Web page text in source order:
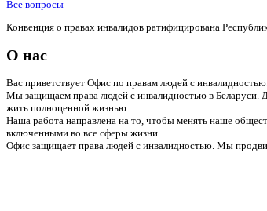
Все вопросы
Конвенция о правах инвалидов ратифицирована
О нас
Вас приветствует Офис по правам людей с
Мы защищаем права людей с инвалидностью в Беларуси.
жить полноценной жизнью.
Наша работа направлена на то, чтобы менять наше
включенными во все сферы жизни.
Офис защищает права людей с инвалидностью. Мы